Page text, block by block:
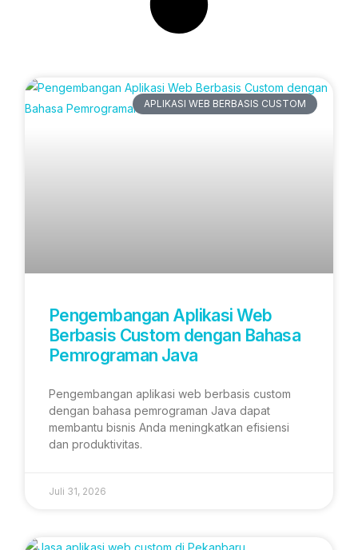
APLIKASI WEB BERBASIS CUSTOM
Pengembangan Aplikasi Web
Berbasis Custom dengan Bahasa
Pemrograman Java
Pengembangan aplikasi web berbasis custom
dengan bahasa pemrograman Java dapat
membantu bisnis Anda meningkatkan efisiensi
dan produktivitas.
Juli 31, 2026